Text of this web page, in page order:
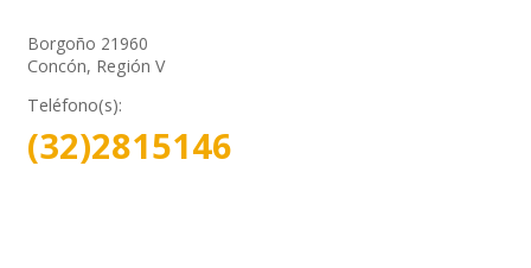
Borgoño 21960
Concón, Región V
Teléfono(s):
(32)2815146